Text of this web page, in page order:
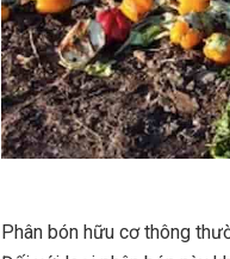
Phân bón hữu cơ thông